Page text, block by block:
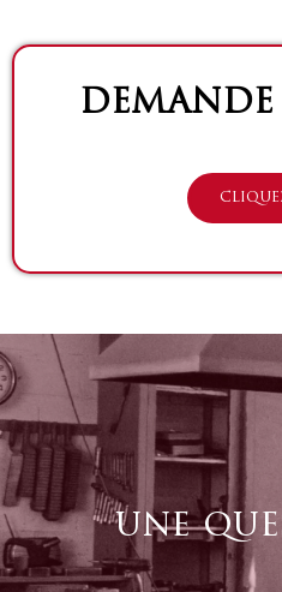
DEMANDE
une